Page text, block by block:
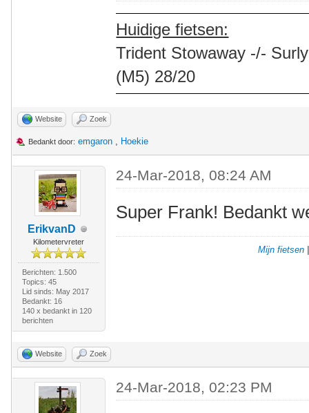
Huidige fietsen:
Trident Stowaway -/-
(M5) 28/20
Website Zoek
Bedankt door: emgaron , Hoekie
ErikvanD
Kilometervreter
Berichten: 1.500
Topics: 45
Lid sinds: May 2017
Bedankt: 16
140 x bedankt in 120
berichten
24-Mar-2018, 08:24 AM
Super Frank! Bedankt
Mijn fietsen
Website Zoek
24-Mar-2018, 02:23 PM